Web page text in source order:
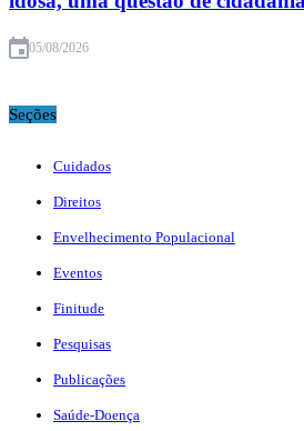
05/08/2026
Seções
Cuidados
Direitos
Envelhecimento Populacional
Eventos
Finitude
Pesquisas
Publicações
Saúde-Doença